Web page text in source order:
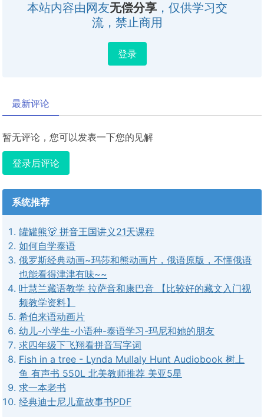
本站内容由网友无偿分享 ，仅供学习交
流，禁止商用
登录
最新评论
暂无评论，您可以发表一下您的见解
登录后评论
系统推荐
罐罐熊🐻 拼音王国讲义21天课程
如何自学泰语
俄罗斯经典动画~玛莎和熊动画片，俄语原版，不懂俄语
也能看得津津有味~~
叶慧兰藏语教学 拉萨音和康巴音 【比较好的藏文入门视
频教学资料】
希伯来语动画片
幼儿-小学生-小语种-泰语学习-玛尼和她的朋友
求四年级下飞翔看拼音写字词
Fish in a tree - Lynda Mullaly Hunt Audiobook 树上
鱼 有声书 550L 北美教师推荐 美亚5星
求一本老书
经典迪士尼儿童故事书PDF